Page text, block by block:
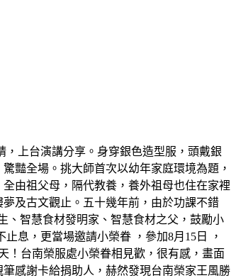
，上台演講分享。身穿銀色造型服，頭戴銀
豔全場。挑大師首次以幼年家庭環境為題，
由祖父母，隔代教養，養外祖母也住在家裡
及古文觀止。五十幾年前，由於功課不錯
、智慧食材發明家、智慧食材之父，鼓勵小
息，更當場邀請小榮眷 ，參加8月15日 ，
！台南榮服處小榮眷相見歡，很有感，畫面
感謝卡給捐助人，赫然發現台南榮家王風勝